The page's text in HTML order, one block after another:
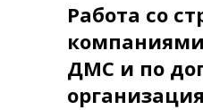
Работа со
ДМС и по